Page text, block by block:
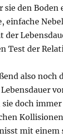
sie den Boden
einfache
der
Test der
also noch
doch
mit einem